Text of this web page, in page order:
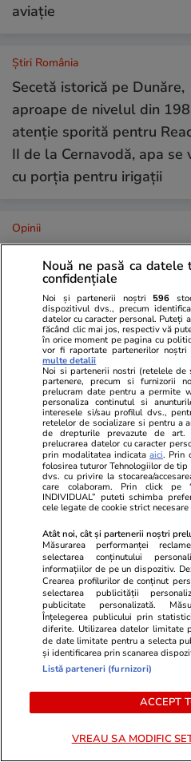
aviație
Știri România
Secetă istorică pe Dunăre,
aproape de nivelul din
atenție sporită pentru
II de la Cernavodă, apa se
cu porția pentru irigații
Opinii
„România are atâta noroc,
nu-i mai trebuie politicieni”
Crize de identitate și
doctrinare. Ce pare să
dezbaterea din PNL după
decesul USL
Inteligența artificială va
remodela economia
politica monetară
Nouă ne pasă ca
confidențiale
Noi și partenerii noștri 596
dispozitivul dvs., precum
datelor cu caracter personal. Puteți
făcând clic mai jos, respectiv vă
în orice moment pe pagina cu
vor fi raportate partenerilor
multe detalii
Noi si partenerii nostri (retelele
partenere, precum si furnizorii
prelucram date pentru a permite
personaliza continutul si
interesele si/sau profilul dvs.,
retelelor de socializare si pentru a
de drepturile prevazute de
prelucrarea datelor cu caracter
prin modalitatea indicataaici. Prin
folosirea tuturor Tehnologiilor de
dvs. cu privire la stocarea/
care colaboram. Prin click pe
INDIVIDUAL” puteti schimba
cele legate de cookie strict
Atât noi, cât și partenerii noștri
Măsurarea performanței
selectarea conținutului
informațiilor de pe un dispozitiv.
Crearea profilurilor de conținut
selectarea publicității
publicitate personalizată.
Înțelegerea publicului prin
diferite. Utilizarea datelor limitate
de date limitate pentru a selecta
și identificarea prin scanarea
Listă parteneri (furnizori)
ACCEPT
VREAU SA MODIFIC